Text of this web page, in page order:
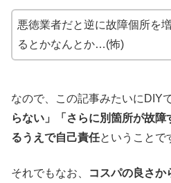
悪徳業者だと逆に故障個所を
るとかなんとか…(怖)
なので、この記事みたいにDIY
らない」「さらに別箇所が故
るうえで自己責任ということで
それでもなお、 コスパの良さか